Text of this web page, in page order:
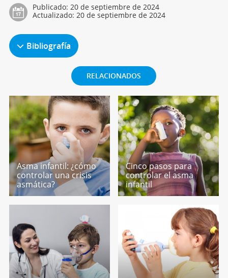
Publicado: 20 de septiembre de 2024
Actualizado: 20 de septiembre de 2024
Bibliografía
RELACIONADOS
Asma infantil: ¿cómo
controlar una crisis
asmática?
Cinco pasos para
controlar el asma
infantil